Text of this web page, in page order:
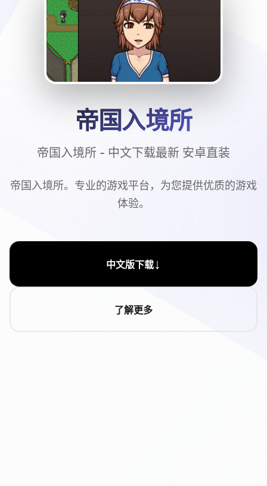
帝国入境所
帝国入境所 - 中文下载最新 安卓直装
帝国入境所。专业的游戏平台，为您提供优质的游戏
体验。
中文版下载↓
了解更多